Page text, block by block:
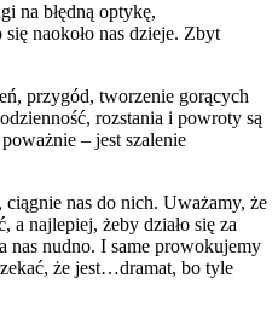
na błędną optykę,
naokoło nas dzieje. Zbyt
przygód, tworzenie gorących
rozstania i powroty są
– jest szalenie
nas do nich. Uważamy, że
a najlepiej, żeby działo się za
nas nudno. I same prowokujemy
że jest…dramat, bo tyle